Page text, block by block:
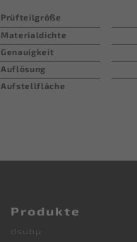
Prüfteilgröße
Materialdichte
Genauigkeit
Auflösung
Aufstellfläche
Produkte
dsubµ